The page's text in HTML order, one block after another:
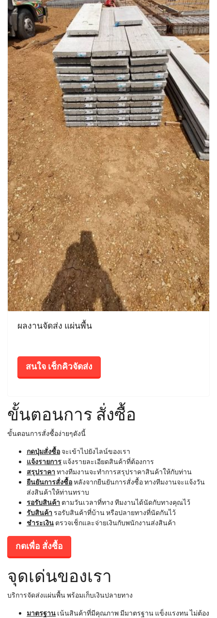
ผลงานจัดส่ง แผ่นพื้น
สนใจ เช็กคิวจัดส่ง
ขั้นตอนการ สั่งซื้อ
ขั้นตอนการสั่งซื้อง่ายๆดังนี้
กดปุ่มสั่งซื้อ จะเข้าไปยังไลน์ของเรา
แจ้งรายการ แจ้งรายละเอียดสินค้าที่ต้องการ
สรุปราคา ทางทีมงานจะทำการสรุปราคาสินค้าให้กับท่าน
ยืนยันการสั่งซื้อหลังจากยืนยันการสั่งซื้อ ทางทีมงานจะแจ้งวัน
ส่งสินค้าให้ท่านทราบ
รอรับสินค้า ตามวันเวลาที่ทาง ทีมงานได้นัดกับทางคุณไว้
รับสินค้า รอรับสินค้าที่บ้าน หรือปลายทางที่นัดกันไว้
ชำระเงิน ตรวจเช็กและจ่ายเงินกับพนักงานส่งสินค้า
กดเพื่อ สั่งซื้อ
จุดเด่นของเรา
บริการจัดส่งแผ่นพื้น พร้อมเก็บเงินปลายทาง
มาตรฐาน เน้นสินค้าที่มีคุณภาพ มีมาตรฐาน แข็งแรงทน ไม่ต้อง